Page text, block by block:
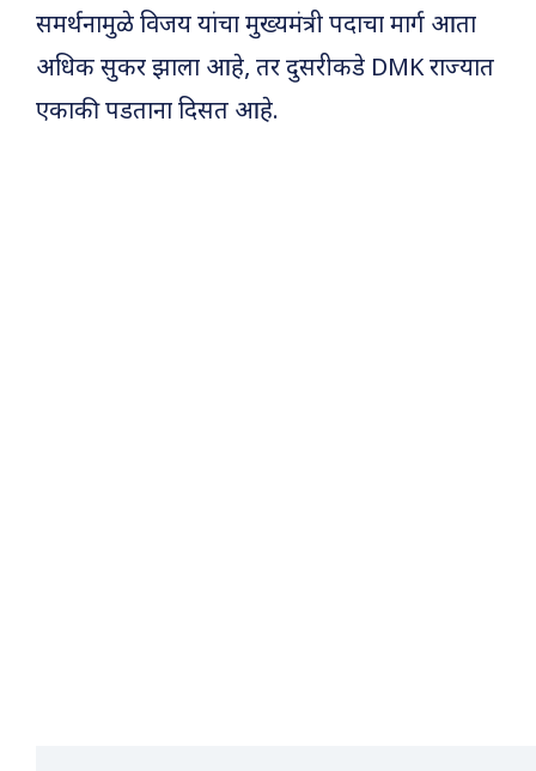
समर्थनामुळे विजय यांचा मुख्यमंत्री पदाचा मार्ग आता
अधिक सुकर झाला आहे, तर दुसरीकडे DMK राज्यात
एकाकी पडताना दिसत आहे.